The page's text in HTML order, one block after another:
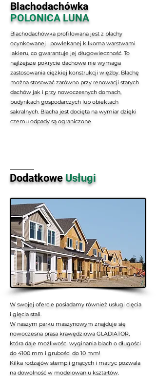
Blachodachówka
POLONICA LUNA
Blachodachówka profilowana jest z blachy
ocynkowanej i powlekanej kilkoma warstwami
lakieru, co gwarantuje jej długowieczność. To
najlżejsze pokrycie dachowe nie wymaga
zastosowania ciężkiej konstrukcji więźby. Blachę
można stosować zarówno przy renowacji starych
dachów jak i przy nowoczesnych domach,
budynkach gospodarczych lub obiektach
sakralnych. Blacha jest docięta na wymiar dzięki
czemu odpady są ograniczone.
Dodatkowe Usługi
W swojej ofercie posiadamy również usługi cięcia
i gięcia stali.
W naszym parku maszynowym znajduje się
nowoczesna prasa krawędziowa GLADIATOR,
która daje możliwości wyginania blach o długości
do 4100 mm i grubości do 10 mm!
Kilka rodzajów stempli gnących i matryc pozwala
na dowolność w modelowaniu kształtów.